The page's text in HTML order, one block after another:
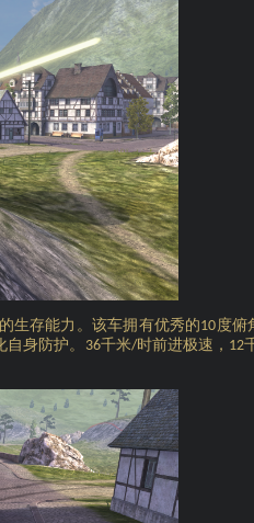
生存能力。该车拥有优秀的10度俯
身防护。 36千米/时前进极速， 12